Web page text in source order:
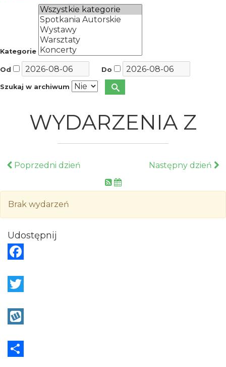
Kategorie
Od Do
Szukaj w archiwum
WYDARZENIA Z
Poprzedni dzień Następny dzień
Brak wydarzeń
Udostępnij
a
e
o
w
ty